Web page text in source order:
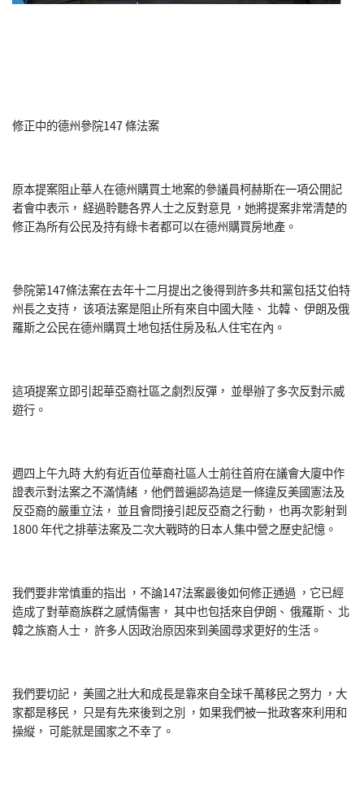
修正中的德州參院147 條法案
原本提案阻止華人在德州購買土地案的參議員柯赫斯在一項公開記
者會中表示， 経過聆聽各界人士之反對意見 ，她將提案非常清楚的
修正為所有公民及持有綠卡者都可以在德州購買房地產。
參院第147條法案在去年十二月提出之後得到許多共和黨包括艾伯特
州長之支持， 该項法案是阻止所有來自中國大陸、 北韓、 伊朗及俄
羅斯之公民在德州購買土地包括住房及私人住宅在內。
這項提案立即引起華亞裔社區之劇烈反彈， 並舉辦了多次反對示威
遊行。
週四上午九時 大約有近百位華裔社區人士前往首府在議會大廈中作
證表示對法案之不滿情緒 ，他們普遍認為這是一條違反美國憲法及
反亞裔的嚴重立法， 並且會問接引起反亞裔之行動， 也再次影射到
1800 年代之排華法案及二次大戰時的日本人集中營之歷史記憶。
我們要非常慎重的指出 ，不論147法案最後如何修正通過 ，它已經
造成了對華裔族群之感情傷害， 其中也包括來自伊朗、 俄羅斯、 北
韓之族裔人士， 許多人因政治原因來到美國尋求更好的生活。
我們要切記， 美國之壯大和成長是靠來自全球千萬移民之努力 ，大
家都是移民， 只是有先來後到之別 ，如果我們被一批政客來利用和
操縦， 可能就是國家之不幸了。